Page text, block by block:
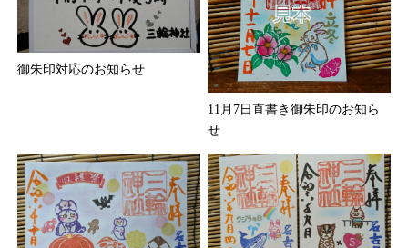
御朱印対応のお知らせ
11月7日直書き御朱印のお知ら
せ